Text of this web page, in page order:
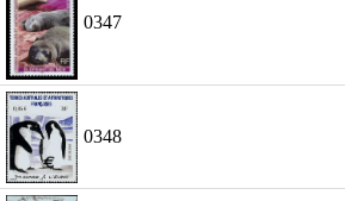
0347
0348